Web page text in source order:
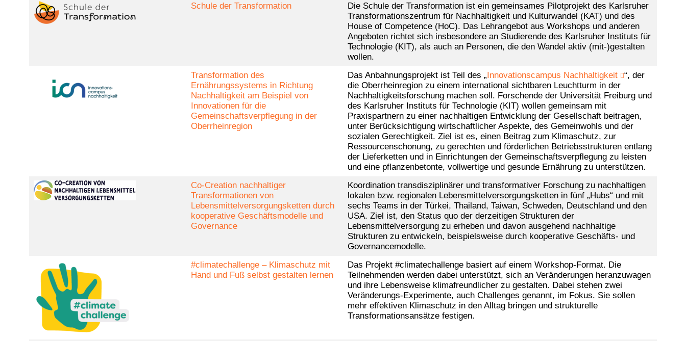
Schule der Transformation
Die Schule der Transformation ist ein gemeinsames Pilotprojekt des Karlsruher
Transformationszentrum für Nachhaltigkeit und Kulturwandel (KAT) und des
House of Competence (HoC). Das Lehrangebot aus Workshops und anderen
Angeboten richtet sich insbesondere an Studierende des Karlsruher Instituts für
Technologie (KIT), als auch an Personen, die den Wandel aktiv (mit-)gestalten
wollen.
Transformation des
Ernährungssystems in Richtung
Nachhaltigkeit am Beispiel von
Innovationen für die
Gemeinschaftsverpflegung in der
Oberrheinregion
Das Anbahnungsprojekt ist Teil des „Innovationscampus Nachhaltigkeit
“, der
die Oberrheinregion zu einem international sichtbaren Leuchtturm in der
Nachhaltigkeitsforschung machen soll. Forschende der Universität Freiburg und
des Karlsruher Instituts für Technologie (KIT) wollen gemeinsam mit
Praxispartnern zu einer nachhaltigen Entwicklung der Gesellschaft beitragen,
unter Berücksichtigung wirtschaftlicher Aspekte, des Gemeinwohls und der
sozialen Gerechtigkeit. Ziel ist es, einen Beitrag zum Klimaschutz, zur
Ressourcenschonung, zu gerechten und förderlichen Betriebsstrukturen entlang
der Lieferketten und in Einrichtungen der Gemeinschaftsverpflegung zu leisten
und eine pflanzenbetonte, vollwertige und gesunde Ernährung zu unterstützen.
Co-Creation nachhaltiger
Transformationen von
Lebensmittelversorgungsketten durch
kooperative Geschäftsmodelle und
Governance
Koordination transdisziplinärer und transformativer Forschung zu nachhaltigen
lokalen bzw. regionalen Lebensmittelversorgungsketten in fünf „Hubs“ und mit
sechs Teams in der Türkei, Thailand, Taiwan, Schweden, Deutschland und den
USA. Ziel ist, den Status quo der derzeitigen Strukturen der
Lebensmittelversorgung zu erheben und davon ausgehend nachhaltige
Strukturen zu entwickeln, beispielsweise durch kooperative Geschäfts- und
Governancemodelle.
#climatechallenge – Klimaschutz mit
Hand und Fuß selbst gestalten lernen
Das Projekt #climatechallenge basiert auf einem Workshop-Format. Die
Teilnehmenden werden dabei unterstützt, sich an Veränderungen heranzuwagen
und ihre Lebensweise klimafreundlicher zu gestalten. Dabei stehen zwei
Veränderungs-Experimente, auch Challenges genannt, im Fokus. Sie sollen
mehr effektiven Klimaschutz in den Alltag bringen und strukturelle
Transformationsansätze festigen.